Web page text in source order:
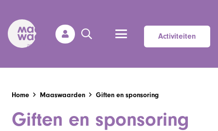
Activiteiten
Home Maaswaarden Giften en sponsoring
Giften en sponsoring